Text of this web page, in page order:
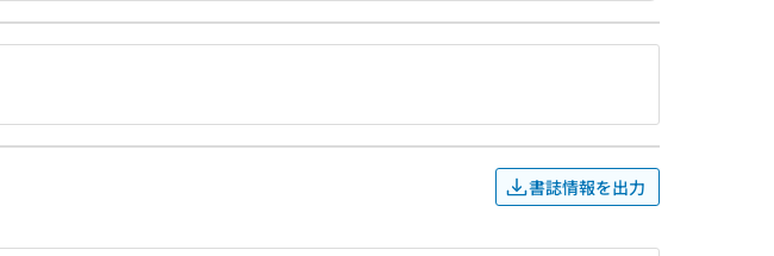
書誌情報を出力